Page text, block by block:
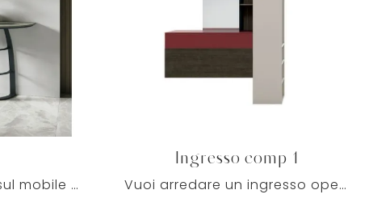
Clicca e leggi di più sul mobile per l'ingresso Cosmos di Target Point! Potrai arredare spazi moderni ammobiliandoli ottimamente.
Ingresso comp 1
Vuoi arredare un ingresso operativo e pratico? Ti offriamo il mobile Ingresso comp 1 di Tomasella in laccato opaco, pensato per spazi moderni.